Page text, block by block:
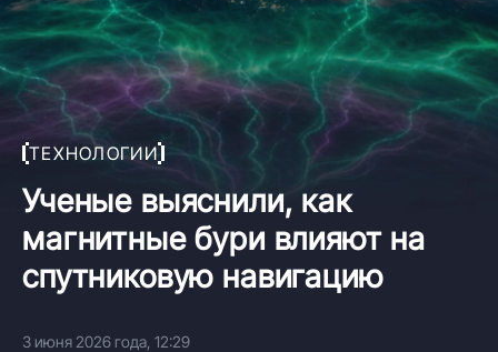
ТЕХНОЛОГИИ
Ученые выяснили, как
магнитные бури влияют на
спутниковую навигацию
3 июня 2026 года, 12:29